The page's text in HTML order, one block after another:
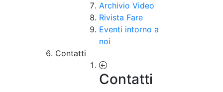
Archivio Video
Rivista Fare
Eventi intorno a
noi
Contatti
Contatti